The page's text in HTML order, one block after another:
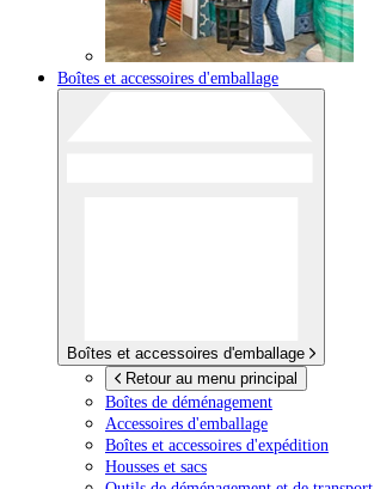
Boîtes et accessoires d'emballage
Boîtes et accessoires d'emballage
Retour au menu principal
Boîtes de déménagement
Accessoires d'emballage
Boîtes et accessoires d'expédition
Housses et sacs